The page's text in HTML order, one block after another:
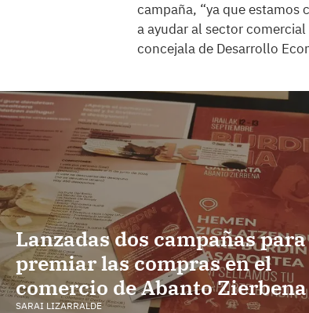
campaña, “ya que estamos
a ayudar al sector
concejala de Desarrollo
Lanzadas dos campañas para
premiar las compras en el
comercio de Abanto Zierbena
SARAI LIZARRALDE